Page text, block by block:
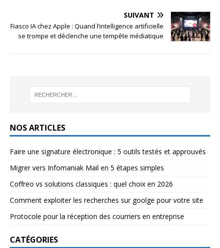
SUIVANT
Fiasco IA chez Apple : Quand l’intelligence artificielle
se trompe et déclenche une tempête médiatique
NOS ARTICLES
Faire une signature électronique : 5 outils testés et approuvés
Migrer vers Infomaniak Mail en 5 étapes simples
Coffreo vs solutions classiques : quel choix en 2026
Comment exploiter les recherches sur goolge pour votre site
Protocole pour la réception des courriers en entreprise
CATÉGORIES